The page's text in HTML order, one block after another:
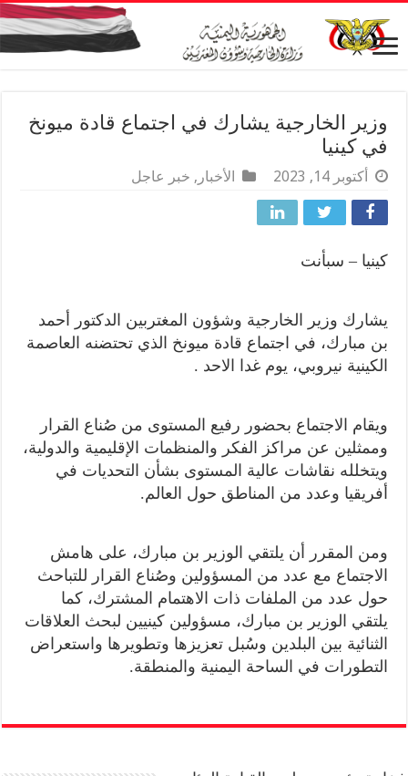
وزير الخارجية يشارك في اجتماع قادة ميونخ
في كينيا
أكتوبر 14, 2023 الأخبار , خبر عاجل
كينيا – سبأنت
يشارك وزير الخارجية وشؤون المغتربين الدكتور أحمد
بن مبارك، في اجتماع قادة ميونخ الذي تحتضنه العاصمة
الكينية نيروبي، يوم غدا الاحد .
ويقام الاجتماع بحضور رفيع المستوى من صُناع القرار
وممثلين عن مراكز الفكر والمنظمات الإقليمية والدولية،
ويتخلله نقاشات عالية المستوى بشأن التحديات في
أفريقيا وعدد من المناطق حول العالم.
ومن المقرر أن يلتقي الوزير بن مبارك، على هامش
الاجتماع مع عدد من المسؤولين وصُناع القرار للتباحث
حول عدد من الملفات ذات الاهتمام المشترك، كما
يلتقي الوزير بن مبارك، مسؤولين كينيين لبحث العلاقات
الثنائية بين البلدين وسُبل تعزيزها وتطويرها واستعراض
التطورات في الساحة اليمنية والمنطقة.